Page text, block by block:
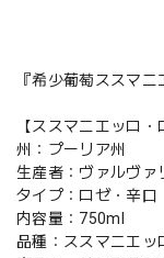
『希少葡萄ススマ
【ススマニエッロ・
州：プーリア州
生産者：ヴァルヴァ
タイプ：ロゼ・辛口
内容量：750ml
品種：ススマニエッ